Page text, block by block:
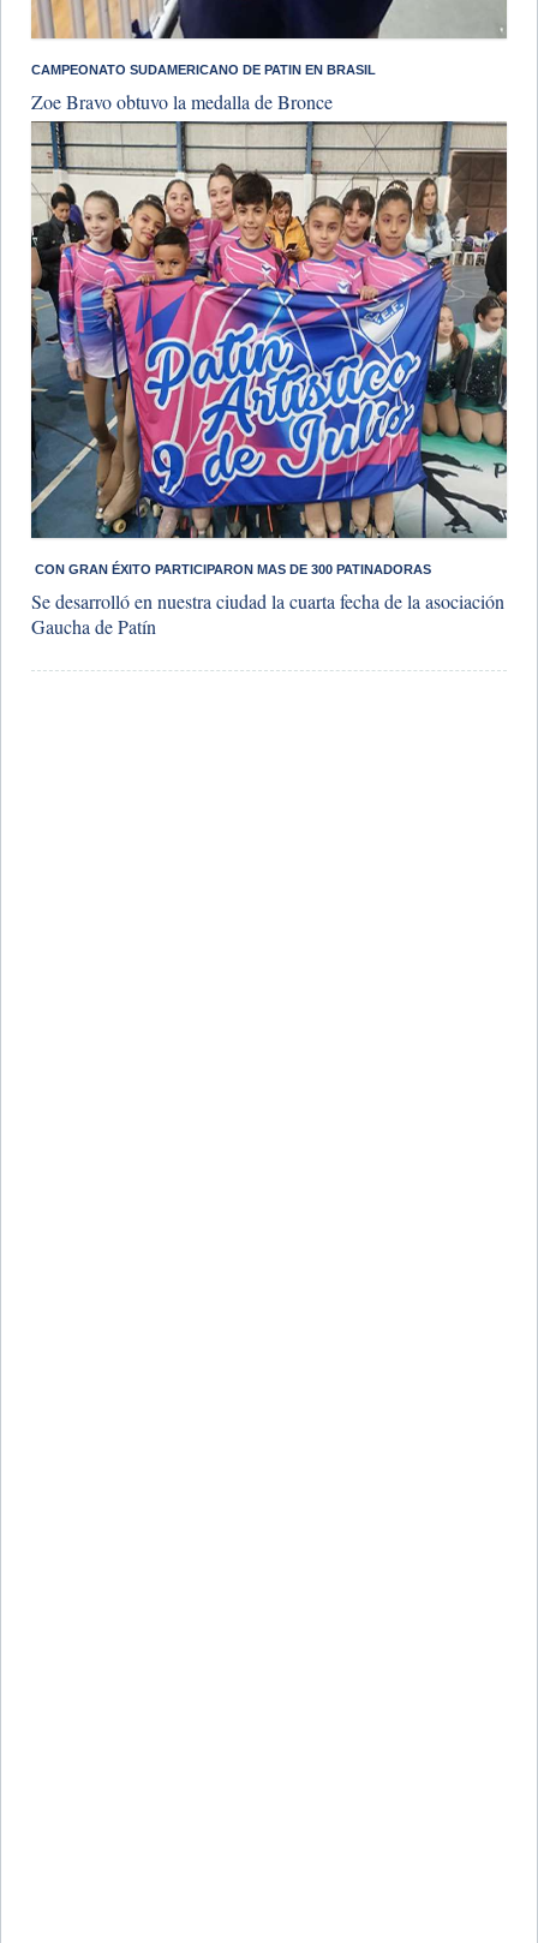
CAMPEONATO SUDAMERICANO DE PATIN EN BRASIL
Zoe Bravo obtuvo la medalla de Bronce
​ CON GRAN ÉXITO PARTICIPARON MAS DE 300 PATINADORAS
Se desarrolló en nuestra ciudad la cuarta fecha de la asociación
Gaucha de Patín